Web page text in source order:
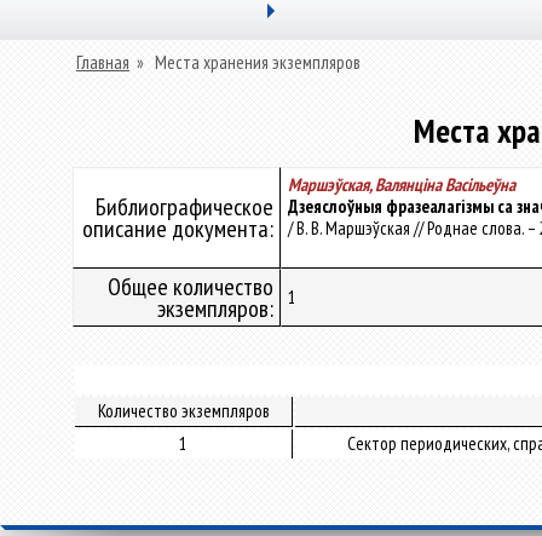
Главная » Места хранения экземпляров
Места
Библиографическое
описание документа:
Маршэўская, Валянцiна Васiльеўна
Дзеяслоўныя фразеалагізмы са
/ В. В. Маршэўская // Роднае слова.
Общее количество
экземпляров: 1
Количество экземпляров
1
Сектор периодических,